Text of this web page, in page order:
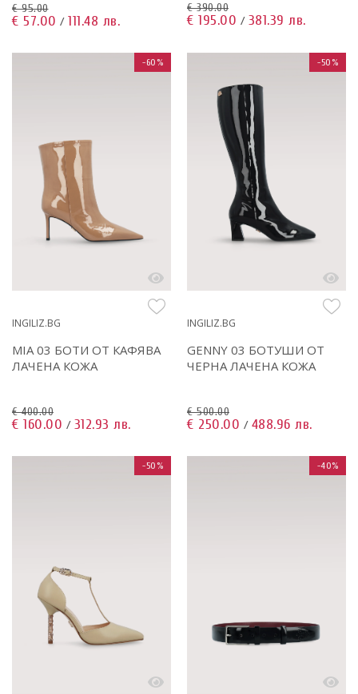
€ 95.00
€ 57.00 / 111.48 лв.
€ 390.00
€ 195.00 / 381.39 лв.
-60%
INGILIZ.BG
MIA 03 БОТИ ОТ КАФЯВА
ЛАЧЕНА КОЖА
€ 400.00
€ 160.00 / 312.93 лв.
-50%
INGILIZ.BG
GENNY 03 БОТУШИ ОТ
ЧЕРНА ЛАЧЕНА КОЖА
€ 500.00
€ 250.00 / 488.96 лв.
-50% -40%